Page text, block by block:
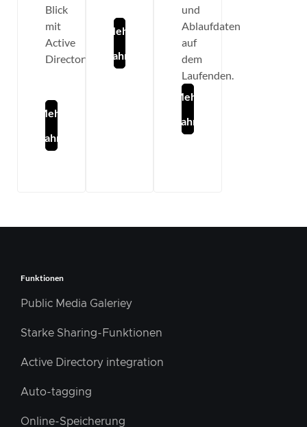
Blick
mit
Active
Directory
Mehr
erfahren
Mehr
erfahren
und
Ablaufdaten
auf
dem
Laufenden.
Mehr
erfahren
Funktionen
Public Media Galeriey
Starke Sharing-Funktionen
Active Directory integration
Auto-tagging
Online-Speicherung